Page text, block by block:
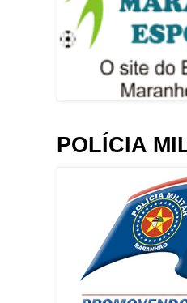
POLÍCIA